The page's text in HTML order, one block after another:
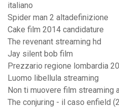
italiano
Spider man 2 altadefinizione
Cake film 2014 candidature
The revenant streaming hd
Jay silent bob film
Prezzario regione lombardia
Luomo libellula streaming
Non ti muovere film streaming
The conjuring - il caso enfield